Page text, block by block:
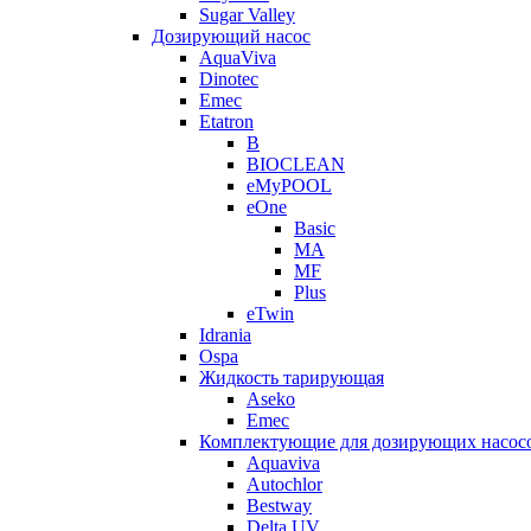
Sugar Valley
Дозирующий насос
AquaViva
Dinotec
Emec
Etatron
B
BIOCLEAN
eMyPOOL
eOne
Basic
MA
MF
Plus
eTwin
Idrania
Ospa
Жидкость тарирующая
Aseko
Emec
Комплектующие для дозирующих
Aquaviva
Autochlor
Bestway
Delta UV